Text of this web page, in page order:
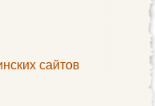
сайтов